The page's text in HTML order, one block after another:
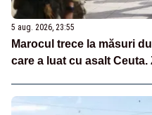
5 aug. 2026, 23:55
Marocul trece la măsuri
care a luat cu asalt